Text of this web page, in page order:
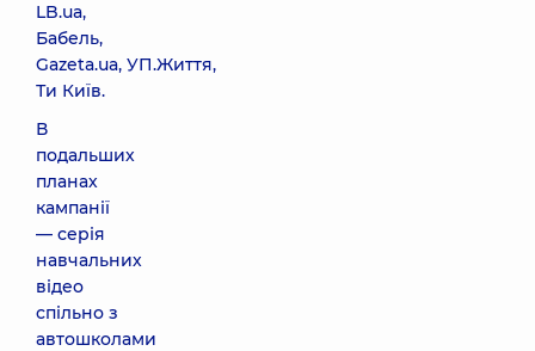
LB.ua,
Бабель,
Gazeta.ua, УП.Життя,
Ти Київ.
В
подальших
планах
кампанії
— серія
навчальних
відео
спільно з
автошколами